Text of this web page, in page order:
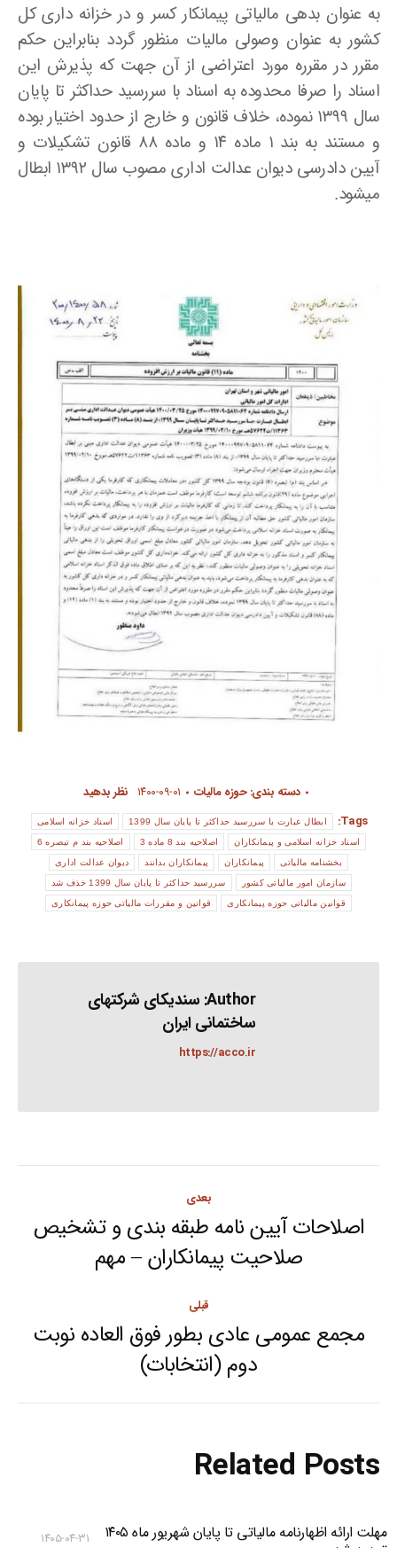
به عنوان بدهی مالیاتی پیمانکار کسر و در خزانه داری کل
کشور به عنوان وصولی مالیات منظور گردد بنابراین حکم
مقرر در مقرره مورد اعتراضی از آن جهت که پذیرش این
اسناد را صرفا محدوده به اسناد با سررسید حداکثر تا پایان
سال ۱۳۹۹ نموده، خلاف قانون و خارج از حدود اختیار بوده
و مستند به بند ۱ ماده ۱۴ و ماده ۸۸ قانون تشکیلات و
آیین دادرسی دیوان عدالت اداری مصوب سال ۱۳۹۲ ابطال
میشود.
دسته بندی:حوزه مالیات ۱۴۰۰-۰۹-۰۱ نظر بدهید
Tags:
ابطال عبارت با سررسید حداکثر تا پایان سال 1399 اسناد خزانه اسلامی
اسناد خزانه اسلامی و پیمانکاران اصلاحیه بند 8 ماده 3 اصلاحیه بند م تبصره 6
بخشنامه مالیاتی پیمانکاران پیمانکاران بدانند دیوان عدالت اداری
سازمان امور مالیاتی کشور سررسید حداکثر تا پایان سال 1399 خذف شد
قوانین مالیاتی حوزه پیمانکاری قوانین و مقررات مالیاتی حوزه پیمانکاری
Author: سندیکای شرکتهای
ساختمانی ایران
https://acco.ir
navigation
قبلی
Previous
post:
مجمع عمومی عادی بطور فوق العاده نوبت
دوم (انتخابات)
بعدی
Next
post:
اصلاحات آیین نامه طبقه بندی و تشخیص
صلاحیت پیمانکاران – مهم
Related Posts
مهلت ارائه اظهارنامه مالیاتی تا پایان شهریور ماه ۱۴۰۵
۱۴۰۵-۰۴-۳۱